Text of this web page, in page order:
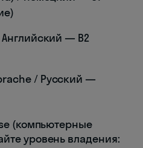
— B2
/ Русский —
(компьютерные
уровень владения: